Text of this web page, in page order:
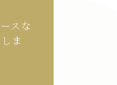
スな
ま